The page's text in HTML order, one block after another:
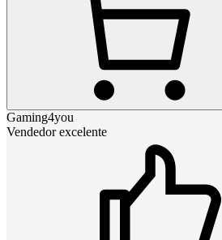
Gaming4you
Vendedor excelente